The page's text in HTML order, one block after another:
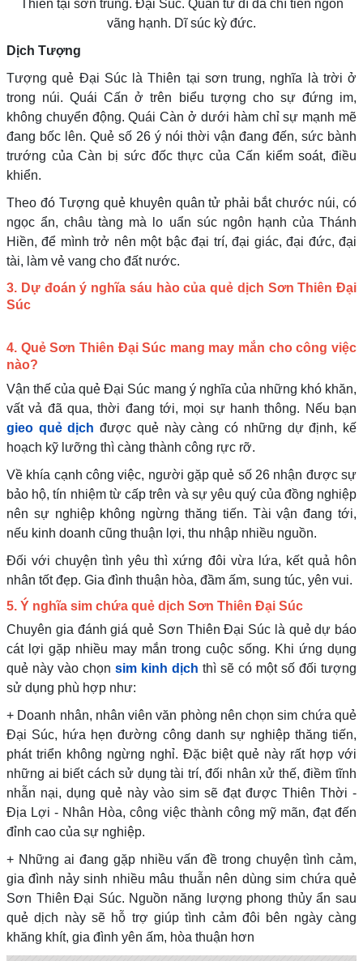
Thiên tại sơn trung. Đại Súc. Quân tử dĩ đa chí tiền ngôn
vãng hạnh. Dĩ súc kỳ đức.
Dịch Tượng
Tượng quẻ Đại Súc là Thiên tại sơn trung, nghĩa là trời ở
trong núi. Quái Cấn ở trên biểu tượng cho sự đứng im,
không chuyển động. Quái Càn ở dưới hàm chỉ sự mạnh mẽ
đang bốc lên. Quẻ số 26 ý nói thời vận đang đến, sức bành
trướng của Càn bị sức đốc thực của Cấn kiểm soát, điều
khiển.
Theo đó Tượng quẻ khuyên quân tử phải bắt chước núi, có
ngọc ẩn, châu tàng mà lo uẩn súc ngôn hạnh của Thánh
Hiền, để mình trở nên một bậc đại trí, đại giác, đại đức, đại
tài, làm vẻ vang cho đất nước.
3. Dự đoán ý nghĩa sáu hào của quẻ dịch Sơn Thiên Đại
Súc
4. Quẻ Sơn Thiên Đại Súc mang may mắn cho công việc
nào?
Vận thế của quẻ Đại Súc mang ý nghĩa của những khó khăn,
vất vả đã qua, thời đang tới, mọi sự hanh thông. Nếu bạn
gieo quẻ dịch được quẻ này càng có những dự định, kế
hoạch kỹ lưỡng thì càng thành công rực rỡ.
Về khía cạnh công việc, người gặp quẻ số 26 nhận được sự
bảo hộ, tín nhiệm từ cấp trên và sự yêu quý của đồng nghiệp
nên sự nghiệp không ngừng thăng tiến. Tài vận đang tới,
nếu kinh doanh cũng thuận lợi, thu nhập nhiều nguồn.
Đối với chuyện tình yêu thì xứng đôi vừa lứa, kết quả hôn
nhân tốt đẹp. Gia đình thuận hòa, đầm ấm, sung túc, yên vui.
5. Ý nghĩa sim chứa quẻ dịch Sơn Thiên Đại Súc
Chuyên gia đánh giá quẻ Sơn Thiên Đại Súc là quẻ dự báo
cát lợi gặp nhiều may mắn trong cuộc sống. Khi ứng dụng
quẻ này vào chọn sim kinh dịch thì sẽ có một số đối tượng
sử dụng phù hợp như:
+ Doanh nhân, nhân viên văn phòng nên chọn sim chứa quẻ
Đại Súc, hứa hẹn đường công danh sự nghiệp thăng tiến,
phát triển không ngừng nghỉ. Đặc biệt quẻ này rất hợp với
những ai biết cách sử dụng tài trí, đối nhân xử thế, điềm tĩnh
nhẫn nại, dụng quẻ này vào sim sẽ đạt được Thiên Thời -
Địa Lợi - Nhân Hòa, công việc thành công mỹ mãn, đạt đến
đỉnh cao của sự nghiệp.
+ Những ai đang gặp nhiều vấn đề trong chuyện tình cảm,
gia đình nảy sinh nhiều mâu thuẫn nên dùng sim chứa quẻ
Sơn Thiên Đại Súc. Nguồn năng lượng phong thủy ẩn sau
quẻ dịch này sẽ hỗ trợ giúp tình cảm đôi bên ngày càng
khăng khít, gia đình yên ấm, hòa thuận hơn